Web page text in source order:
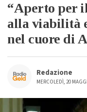
“Aperto per
alla viabilità
nel cuore di
Redazione
MERCOLEDÌ, 20